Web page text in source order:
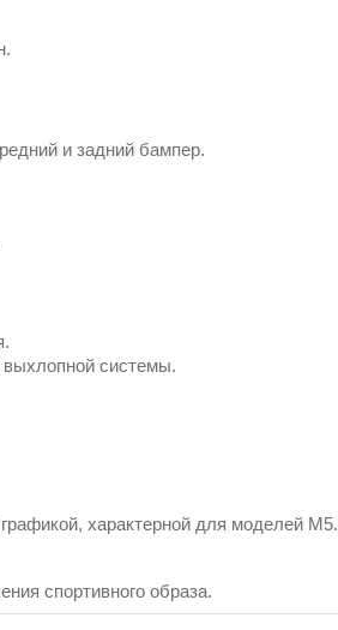
и задний бампер.
выхлопной системы.
характерной для моделей M5.
спортивного образа.